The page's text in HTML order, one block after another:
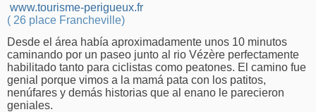
www.tourisme-perigueux.fr
( 26 place Francheville)
Desde el área había aproximadamente unos 10 minutos
caminando por un paseo junto al rio Vézère perfectamente
habilitado tanto para ciclistas como peatones. El camino fue
genial porque vimos a la mamá pata con los patitos,
nenúfares y demás historias que al enano le parecieron
geniales.